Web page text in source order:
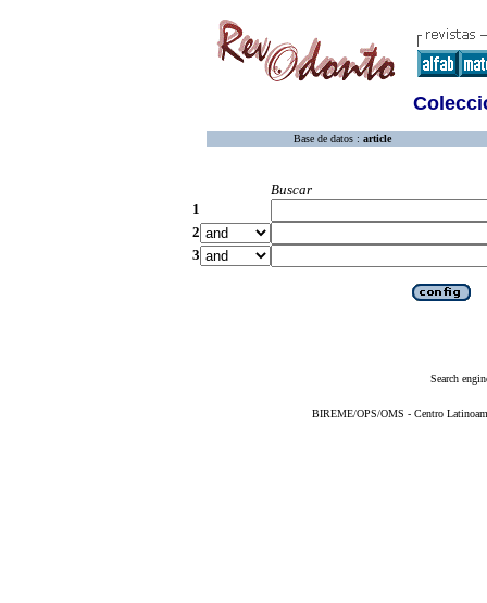
Base de datos : article
Buscar
1
2
3
Search
BIREME/OPS/OMS - Centro